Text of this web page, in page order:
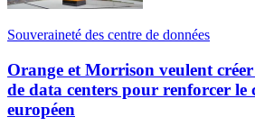
Souveraineté des centre de données
Orange et Morrison veulent
de data centers pour renforcer le
européen